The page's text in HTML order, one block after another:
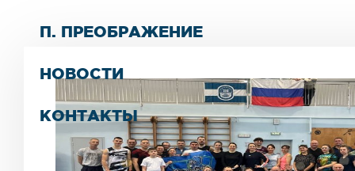
П. ПРЕОБРАЖЕНИЕ
НОВОСТИ
КОНТАКТЫ